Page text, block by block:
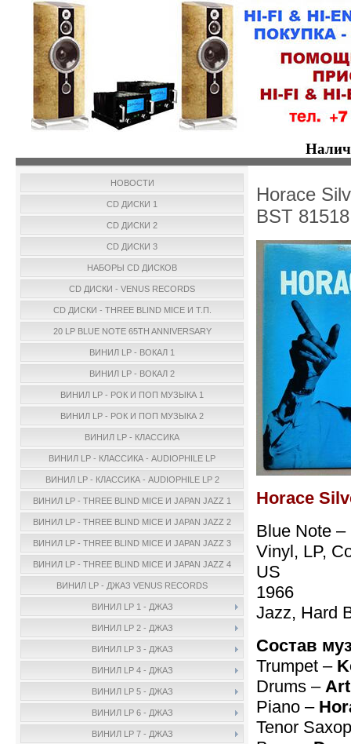
НОВОСТИ
CD ДИСКИ 1
CD ДИСКИ 2
CD ДИСКИ 3
НАБОРЫ CD ДИСКОВ
CD ДИСКИ - VENUS RECORDS
CD ДИСКИ - THREE BLIND MICE И Т.П.
20 LP BLUE NOTE 65TH ANNIVERSARY
ВИНИЛ LP - ВОКАЛ 1
ВИНИЛ LP - ВОКАЛ 2
ВИНИЛ LP - РОК И ПОП МУЗЫКА 1
ВИНИЛ LP - РОК И ПОП МУЗЫКА 2
ВИНИЛ LP - КЛАССИКА
ВИНИЛ LP - КЛАССИКА - AUDIOPHILE LP
ВИНИЛ LP - КЛАССИКА - AUDIOPHILE LP 2
ВИНИЛ LP - THREE BLIND MICE И JAPAN JAZZ 1
ВИНИЛ LP - THREE BLIND MICE И JAPAN JAZZ 2
ВИНИЛ LP - THREE BLIND MICE И JAPAN JAZZ 3
ВИНИЛ LP - THREE BLIND MICE И JAPAN JAZZ 4
ВИНИЛ LP - ДЖАЗ VENUS RECORDS
ВИНИЛ LP 1 - ДЖАЗ
ВИНИЛ LP 2 - ДЖАЗ
ВИНИЛ LP 3 - ДЖАЗ
ВИНИЛ LP 4 - ДЖАЗ
ВИНИЛ LP 5 - ДЖАЗ
ВИНИЛ LP 6 - ДЖАЗ
ВИНИЛ LP 7 - ДЖАЗ
Horace
BST
Horace
Blue Note
Vinyl, LP,
US
1966
Jazz, Hard
Состав
Trumpet –
Drums –
Piano –
Tenor